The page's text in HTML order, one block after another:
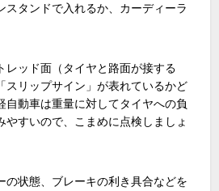
スタンドで入れるか、カーディーラ
レッド面（タイヤと路面が接する
スリップサイン」が表れているかど
自動車は重量に対してタイヤへの負
やすいので、こまめに点検しましょ
の状態、ブレーキの利き具合などを